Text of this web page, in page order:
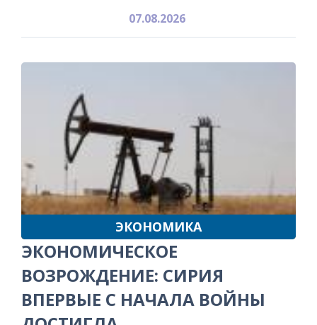
07.08.2026
ЭКОНОМИКА
ЭКОНОМИЧЕСКОЕ
ВОЗРОЖДЕНИЕ: СИРИЯ
ВПЕРВЫЕ С НАЧАЛА ВОЙНЫ